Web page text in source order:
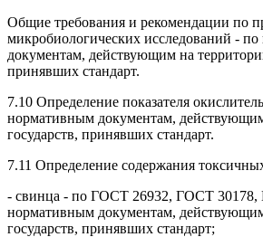
Общие требования и рекомендации по
микробиологических исследований -
документам, действующим на
принявших стандарт.
7.10 Определение показателя
нормативным документам,
государств, принявших стандарт.
7.11 Определение содержания
- свинца - по ГОСТ 26932, ГОСТ
нормативным документам,
государств, принявших стандарт;